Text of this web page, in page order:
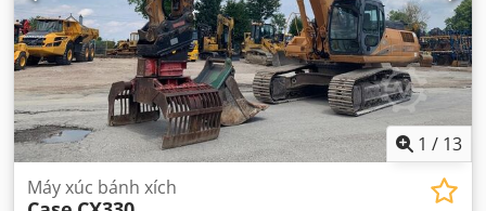
1 / 13
Máy xúc bánh xích